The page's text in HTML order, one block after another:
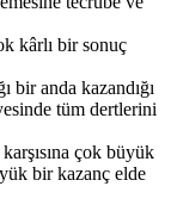
kârlı bir sonuç
bir anda kazandığı
tüm dertlerini
çok büyük
bir kazanç elde